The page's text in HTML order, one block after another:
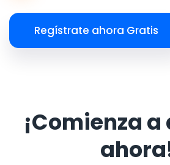
Regístrate ahora Gratis
¡Comienza